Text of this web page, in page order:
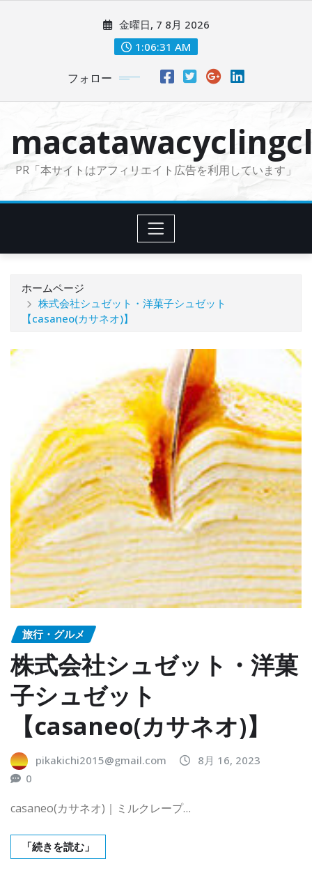
に
金曜日, 7 8月 2026
1:06:32 AM
フォロー
PR「本サイトはアフィリエイト広告を利用しています」
ホームページ
株式会社シュゼット・洋菓子シュゼット
【casaneo(カサネオ)】
旅行・グルメ
株式会社シュゼット・洋菓
子シュゼット
【casaneo(カサネオ)】
pikakichi2015@gmail.com
8月 16, 2023
0
casaneo(カサネオ)｜ミルクレープ…
「続きを読む」